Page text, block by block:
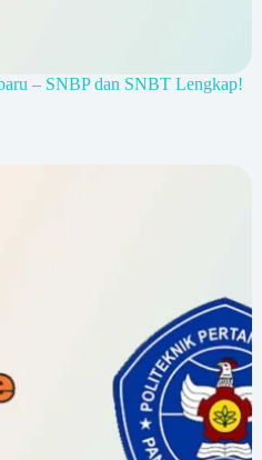
– SNBP dan SNBT Lengkap!